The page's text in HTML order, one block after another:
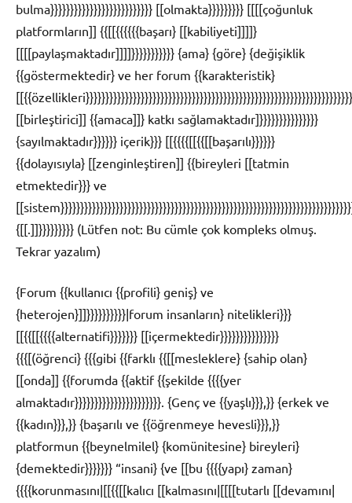
bulma}}}}}}}}}}}}}}}}}}}}}}}}}} [[olmakta}}}}}}}}} [[[[çoğunluk
platformların]] {{[[{{{{{{başarı} [[kabiliyeti]]]]}
[[[[paylaşmaktadır]]]]}}}}}}}}}}} {ama} {göre} {değişiklik
{{göstermektedir} ve her forum {{karakteristik}
[[birleştirici]] {{amaca]]} katkı sağlamaktadır]}}}}}}}}}}}}}}}
{sayılmaktadır}}}}}} içerik}}} [[{{{{[[{{[[başarılı}}}}}}
{{dolayısıyla} [[zenginleştiren]] {{bireyleri [[tatmin
etmektedir}}} ve
{[[.]]}}}}}}}}} (Lütfen not: Bu cümle çok kompleks olmuş.
Tekrar yazalım)
{Forum {{kullanıcı {{profili} geniş} ve
{heterojen}]]}}}}}}}}}}|forum insanların} nitelikleri}}}
[[{{[[{{{{alternatifi}}}}}}} [[içermektedir}}}}}}}}}}}}}}}
{{{[(öğrenci} {{{gibi {{farklı {{[[mesleklere} {sahip olan}
[[onda]] {{forumda {{aktif {{şekilde {{{{yer
almaktadır}}}}}}}}}}}}}}}}}}}}}}. {Genç ve {{yaşlı}}},}} {erkek ve
{{kadın}}},}} {başarılı ve {{öğrenmeye hevesli}}},}}
platformun {{beynelmilel} {komünitesine} bireyleri}
{demektedir}}}}}}} “insani} {ve [[bu {{{{yapı} zaman}
{{{{korunmasını|[[{{[[kalıcı [[kalmasını|[[[[tutarlı [[devamını|